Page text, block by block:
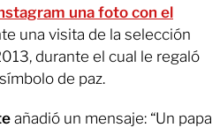
una foto con el
una visita de la selección
durante el cual le regaló
de paz.
añadió un mensaje: “Un papa